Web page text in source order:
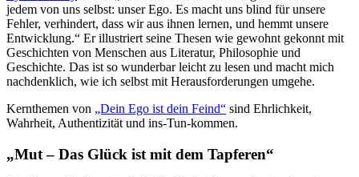
jedem von uns selbst: unser Ego. Es macht uns blind für unsere
Fehler, verhindert, dass wir aus ihnen lernen, und hemmt unsere
Entwicklung.“ Er illustriert seine Thesen wie gewohnt gekonnt mit
Geschichten von Menschen aus Literatur, Philosophie und
Geschichte. Das ist so wunderbar leicht zu lesen und macht mich
nachdenklich, wie ich selbst mit Herausforderungen umgehe.
Kernthemen von „Dein Ego ist dein Feind“ sind Ehrlichkeit,
Wahrheit, Authentizität und ins-Tun-kommen.
„Mut – Das Glück ist mit dem Tapferen“